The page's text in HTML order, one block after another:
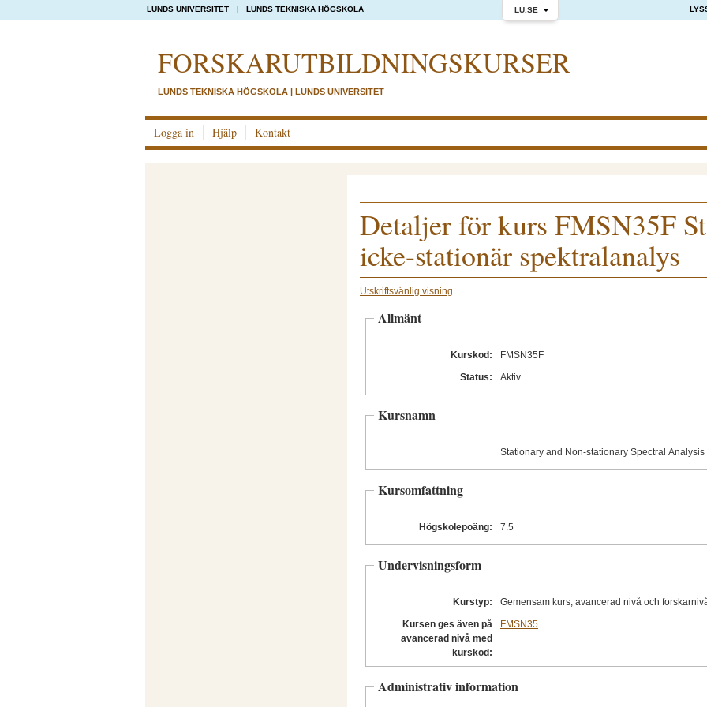
LU.SE
LUNDS UNIVERSITET LUNDS TEKNISKA HÖGSKOLA
FORSKAR­UTBILDNINGS­KURSER
LUNDS TEKNISKA HÖGSKOLA | LUNDS UNIVERSITET
Logga in Hjälp Kontakt
Detaljer för kurs FMSN35F
icke-stationär spektralanalys
Utskriftsvänlig visning
Allmänt
Kurskod:
FMSN35F
Status:
Aktiv
Kursnamn
Stationary and Non-stationary Spectral Analysis
Kursomfattning
Högskolepoäng: 7.5
Undervisningsform
Kurstyp:
Gemensam kurs, avancerad nivå och
Kursen ges även på
avancerad nivå med
kurskod:
FMSN35
Administrativ information